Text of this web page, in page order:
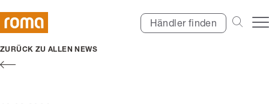
Händler finden
ZURÜCK ZU ALLEN NEWS